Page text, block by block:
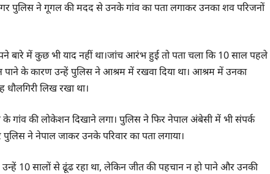
पुलिस ने गूगल की मदद से उनके गांव का पता लगाकर उनका शव परिजनों
में कुछ भी याद नहीं था।जांच आरंभ हुई तो पता चला कि 10 साल पहले
पाने के कारण उन्हें पुलिस ने आश्रम में रखवा दिया था। आश्रम में उनका
लिख रखा था।
गांव की लोकेशन दिखाने लगा। पुलिस ने फिर नेपाल अंबेसी में भी संपर्क
ने नेपाल जाकर उनके परिवार का पता लगाया।
उन्हें 10 सालों से ढूंढ रहा था, लेकिन जीत की पहचान न हो पाने और उनकी